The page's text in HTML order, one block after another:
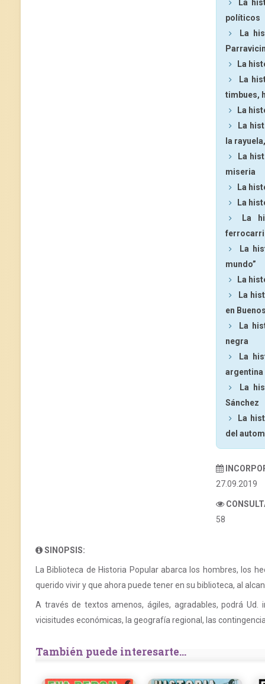
La
políticos
La
La
La
timbues,
La
La
la
La
miseria
La
La
La
La
mundo”
La
La
en
La
negra
La
argentina
La
Sánchez
La
del
27.09.2019
58
SINOPSIS:
La Biblioteca de Historia Popular abarca los hombres, los
querido vivir y que ahora puede tener en su biblioteca, al
A través de textos amenos, ágiles, agradables, podrá
vicisitudes económicas, la geografía regional, las
También puede interesarte...